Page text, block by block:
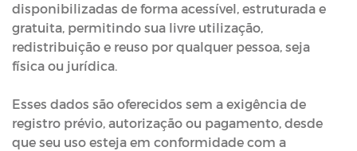
disponibilizadas de forma acessível, estruturada e
gratuita, permitindo sua livre utilização,
redistribuição e reuso por qualquer pessoa, seja
física ou jurídica.
Esses dados são oferecidos sem a exigência de
registro prévio, autorização ou pagamento, desde
que seu uso esteja em conformidade com a